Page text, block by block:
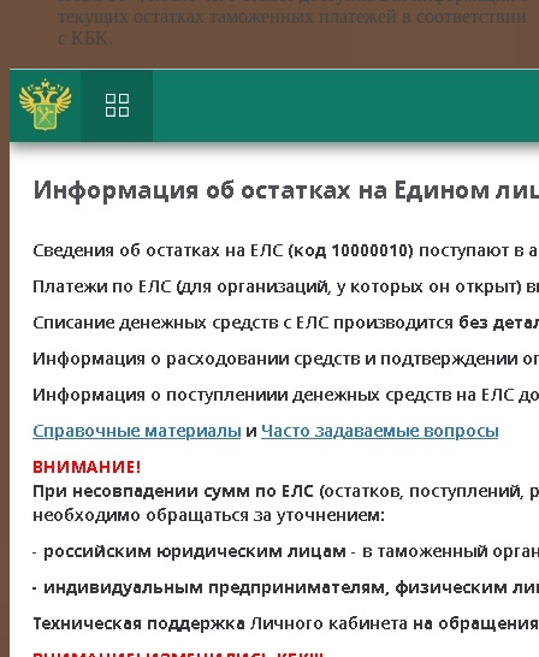
текущих остатках таможенных платежей в соответствии
с КБК.